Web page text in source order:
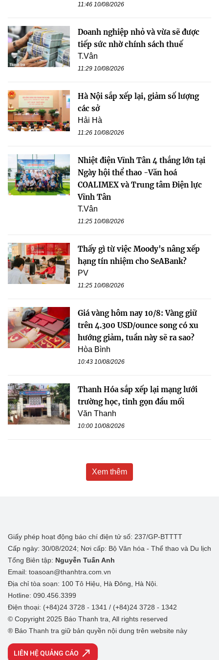
11:46 10/08/2026
Doanh nghiệp nhỏ và vừa sẽ được
tiếp sức nhờ chính sách thuế
T.Vân
11:29 10/08/2026
Hà Nội sắp xếp lại, giảm số lượng
các sở
Hải Hà
11:26 10/08/2026
Nhiệt điện Vĩnh Tân 4 thắng lớn tại
Ngày hội thể thao -Văn hoá
COALIMEX và Trung tâm Điện lực
Vĩnh Tân
T.Vân
11:25 10/08/2026
Thấy gì từ việc Moody's nâng xếp
hạng tín nhiệm cho SeABank?
PV
11:25 10/08/2026
Giá vàng hôm nay 10/8: Vàng giữ
trên 4.300 USD/ounce song có xu
hướng giảm, tuần này sẽ ra sao?
Hòa Bình
10:43 10/08/2026
Thanh Hóa sắp xếp lại mạng lưới
trường học, tinh gọn đầu mối
Văn Thanh
10:00 10/08/2026
Xem thêm
Giấy phép hoạt động báo chí điện tử số: 237/GP-BTTTT
Cấp ngày: 30/08/2024; Nơi cấp: Bộ Văn hóa - Thể thao và Du lịch
Tổng Biên tập: Nguyễn Tuấn Anh
Email: toasoan@thanhtra.com.vn
Địa chỉ tòa soạn: 100 Tô Hiệu, Hà Đông, Hà Nội.
Hotline: 090.456.3399
Điện thoại: (+84)24 3728 - 1341 / (+84)24 3728 - 1342
© Copyright 2025 Báo Thanh tra, All rights reserved
® Báo Thanh tra giữ bản quyền nội dung trên website này
LIÊN HỆ QUẢNG CÁO